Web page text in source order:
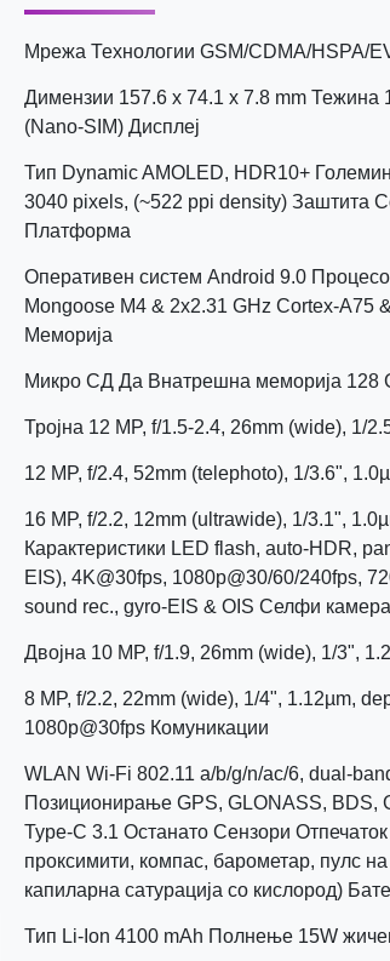
Мрежа Технологии GSM/CDMA/HSPA/
Димензии 157.6 x 74.1 x 7.8 mm
(Nano-SIM) Дисплеј
Тип Dynamic AMOLED, HDR10+
3040 pixels, (~522 ppi density) Заштита
Платформа
Оперативен систем Android 9.0
Mongoose M4 & 2x2.31 GHz Cortex-A75
Меморија
Микро СД Да Внатрешна меморија 128
Тројна 12 MP, f/1.5-2.4, 26mm (wide), 1/
12 MP, f/2.4, 52mm (telephoto), 1/3.6",
16 MP, f/2.2, 12mm (ultrawide), 1/3.1",
Карактеристики LED flash, auto-HDR,
EIS), 4K@30fps, 1080p@30/60/240fps,
sound rec., gyro-EIS & OIS Селфи камера
Двојна 10 MP, f/1.9, 26mm (wide), 1/3",
8 MP, f/2.2, 22mm (wide), 1/4", 1.12µm,
1080p@30fps Комуникации
WLAN Wi-Fi 802.11 a/b/g/n/ac/6, dual-
Позиционирање GPS, GLONASS, BDS,
Type-C 3.1 Останато Сензори
проксимити, компас, барометар, пулс
капиларна сатурација со кислород)
Тип Li-Ion 4100 mAh Полнење 15W